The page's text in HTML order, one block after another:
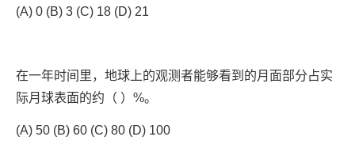
(A) 0 (B) 3 (C) 18 (D) 21
在一年时间里，地球上的观测者能够看到的月面部分占实
际月球表面的约（ ）%。
(A) 50 (B) 60 (C) 80 (D) 100